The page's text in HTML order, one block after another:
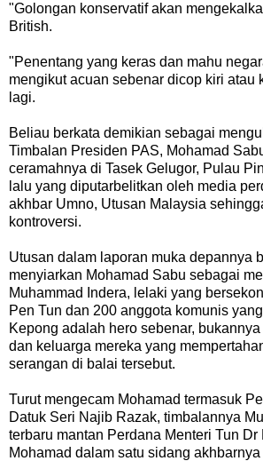
"Golongan konservatif akan
British.
"Penentang yang keras dan mahu
mengikut acuan sebenar dicop kiri atau
lagi.
Beliau berkata demikian sebagai
Timbalan Presiden PAS, Mohamad
ceramahnya di Tasek Gelugor, Pulau
lalu yang diputarbelitkan oleh media
akhbar Umno, Utusan Malaysia
kontroversi.
Utusan dalam laporan muka depannya
menyiarkan Mohamad Sabu sebagai
Muhammad Indera, lelaki yang
Pen Tun dan 200 anggota komunis
Kepong adalah hero sebenar,
dan keluarga mereka yang
serangan di balai tersebut.
Turut mengecam Mohamad termasuk
Datuk Seri Najib Razak, timbalannya
terbaru mantan Perdana Menteri Tun Dr
Mohamad dalam satu sidang